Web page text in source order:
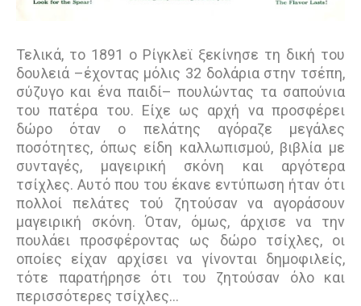
Τελικά, το 1891 ο Ρίγκλεϊ ξεκίνησε τη δική του
δουλειά –έχοντας µόλις 32 δολάρια στην τσέπη,
σύζυγο και ένα παιδί– πουλώντας τα σαπούνια
του πατέρα του. Είχε ως αρχή να προσφέρει
δώρο όταν ο πελάτης αγόραζε µεγάλες
ποσότητες, όπως είδη καλλωπισµού, βιβλία µε
συνταγές, µαγειρική σκόνη και αργότερα
τσίχλες. Αυτό που του έκανε εντύπωση ήταν ότι
πολλοί πελάτες τού ζητούσαν να αγοράσουν
µαγειρική σκόνη. Όταν, όµως, άρχισε να την
πουλάει προσφέροντας ως δώρο τσίχλες, οι
οποίες είχαν αρχίσει να γίνονται δηµοφιλείς,
τότε παρατήρησε ότι του ζητούσαν όλο και
περισσότερες τσίχλες…